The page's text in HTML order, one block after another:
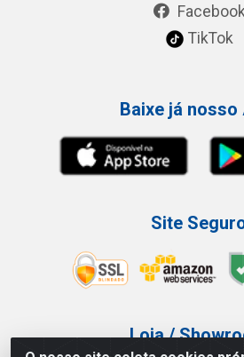
Facebook
TikTok
Baixe já nosso
Site
Loja /